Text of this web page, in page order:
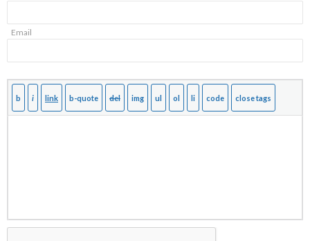
Email